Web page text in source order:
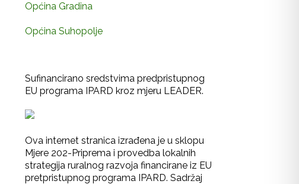
Općina Gradina
Općina Suhopolje
Sufinancirano sredstvima predpristupnog
EU programa IPARD kroz mjeru LEADER.
Ova internet stranica izrađena je u sklopu
Mjere 202-Priprema i provedba lokalnih
strategija ruralnog razvoja financirane iz EU
pretpristupnog programa IPARD. Sadržaj